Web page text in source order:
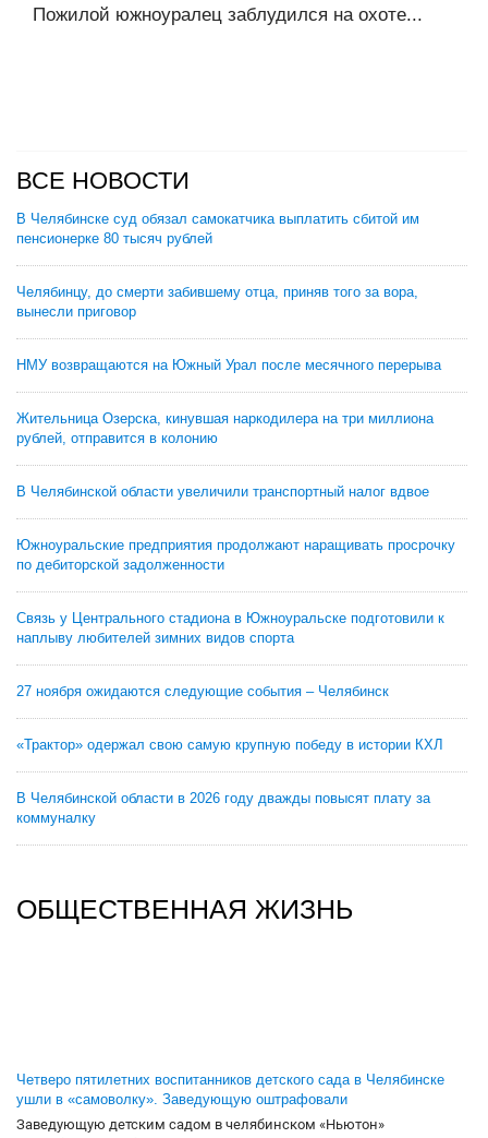
Пожилой южноуралец заблудился на охоте...
ВСЕ НОВОСТИ
В Челябинске суд обязал самокатчика выплатить сбитой им
пенсионерке 80 тысяч рублей
Челябинцу, до смерти забившему отца, приняв того за вора,
вынесли приговор
НМУ возвращаются на Южный Урал после месячного перерыва
Жительница Озерска, кинувшая наркодилера на три миллиона
рублей, отправится в колонию
В Челябинской области увеличили транспортный налог вдвое
Южноуральские предприятия продолжают наращивать просрочку
по дебиторской задолженности
Связь у Центрального стадиона в Южноуральске подготовили к
наплыву любителей зимних видов спорта
27 ноября ожидаются следующие события – Челябинск
«Трактор» одержал свою самую крупную победу в истории КХЛ
В Челябинской области в 2026 году дважды повысят плату за
коммуналку
ОБЩЕСТВЕННАЯ ЖИЗНЬ
Четверо пятилетних воспитанников детского сада в Челябинске
ушли в «самоволку». Заведующую оштрафовали
Заведующую детским садом в челябинском «Ньютон»